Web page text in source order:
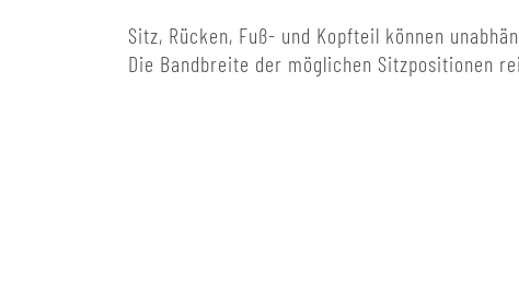
Sitz, Rücken, Fuß- und Kopfteil können
Die Bandbreite der möglichen Sitzpositionen